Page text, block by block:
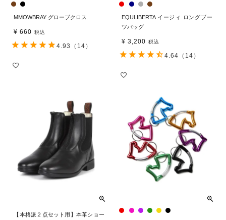
MMOWBRAY グローブクロス
¥ 660 税込
4.93 （14）
EQULIBERTA イージィ ロングブー
ツバッグ
¥ 3,200 税込
4.64 （14）
【本格派２点セット用】本革ショー